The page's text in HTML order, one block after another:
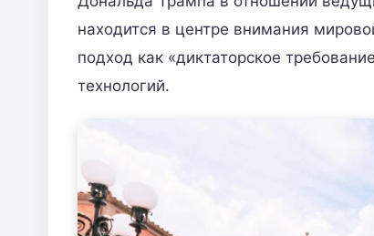
находится в центре внимания
подход как «диктаторское
технологий.